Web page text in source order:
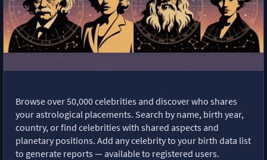
Browse over 50,000 celebrities and discover who shares
your astrological placements. Search by name, birth year,
country, or find celebrities with shared aspects and
planetary positions. Add any celebrity to your birth data list
to generate reports — available to registered users.